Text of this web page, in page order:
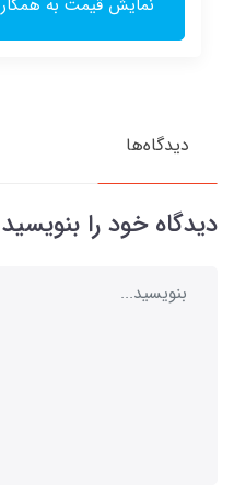
نمایش قیمت به همکار
دیدگاه‌ها
دیدگاه خود را بنویسید